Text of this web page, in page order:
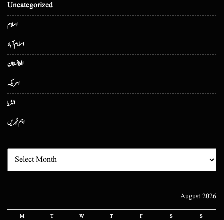
Uncategorized
اسلام
اسلام آباد
افغانستان
امریکہ
انڈیا
اہم خبریں
August 2026
M T W T F S S